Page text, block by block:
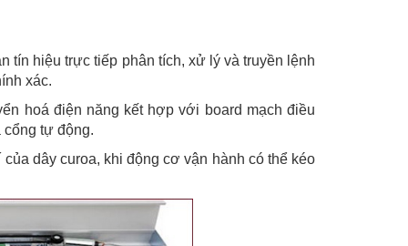
tín hiệu trực tiếp phân tích, xử lý và truyền lệnh
xác.
hoá điện năng kết hợp với board mạch điều
tự động.
dây curoa, khi động cơ vận hành có thể kéo